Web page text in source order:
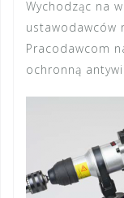
Wychodząc na
ustawodawców
Pracodawcom
ochronną